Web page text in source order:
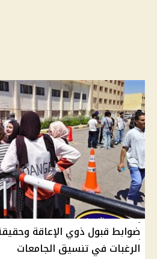
ضوابط قبول ذوي الإعاقة
الرغبات في تنسيق الجامعات